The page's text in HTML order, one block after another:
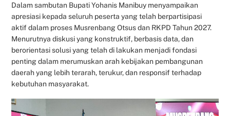
Dalam sambutan Bupati Yohanis Manibuy menyampaikan
apresiasi kepada seluruh peserta yang telah berpartisipasi
aktif dalam proses Musrenbang Otsus dan RKPD Tahun 2027.
Menurutnya diskusi yang konstruktif, berbasis data, dan
berorientasi solusi yang telah di lakukan menjadi fondasi
penting dalam merumuskan arah kebijakan pembangunan
daerah yang lebih terarah, terukur, dan responsif terhadap
kebutuhan masyarakat.